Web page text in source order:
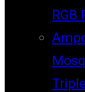
RGB